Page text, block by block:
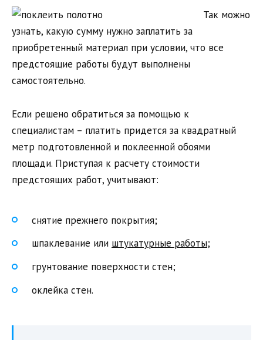
Так можно
узнать, какую сумму нужно заплатить за
приобретенный материал при условии, что все
предстоящие работы будут выполнены
самостоятельно.
Если решено обратиться за помощью к
специалистам – платить придется за квадратный
метр подготовленной и поклеенной обоями
площади. Приступая к расчету стоимости
предстоящих работ, учитывают:
снятие прежнего покрытия;
шпаклевание или штукатурные работы;
грунтование поверхности стен;
оклейка стен.